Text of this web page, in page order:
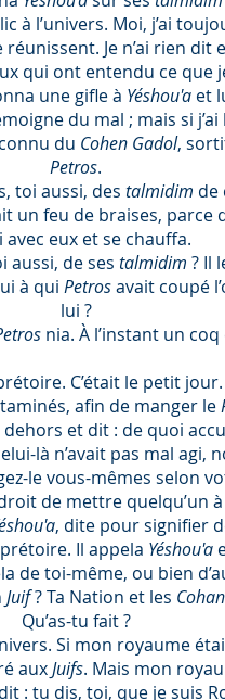
à l’univers. Moi, j’ai
réunissent. Je n’ai rien dit
qui ont entendu ce que
une gifle à Yéshou'aet
du mal ; mais si
du Cohen Gadol,
Petros.
toi aussi, des talmidim de
un feu de braises, parce
avec eux et se chauffa.
aussi, de ses talmidim ? Il
à qui Petrosavait coupé
lui ?
nia. À l’instant un
C’était le petit
afin de manger le
et dit : de quoi
là n’avait pas mal agi,
le vous-mêmes selon
de mettre quelqu’un
, dite pour signifier
Il appela Yéshou'a
de toi-même, ou bien
Juif? Ta Nation et les
Qu’as-tu fait ?
Si mon royaume
auxJuifs. Mais mon
: tu dis, toi, que je suis